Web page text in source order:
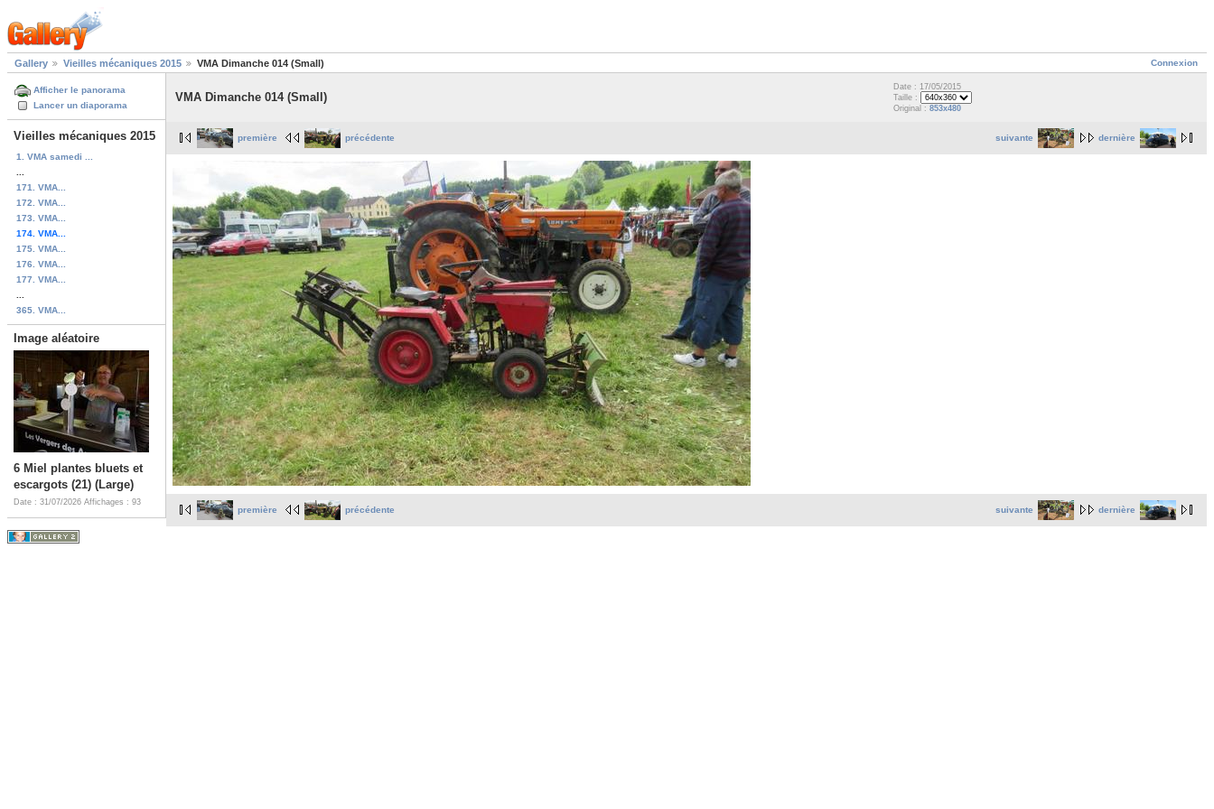
Connexion
Gallery Vieilles mécaniques 2015 VMA Dimanche 014 (Small)
Afficher le panorama
Lancer un diaporama
Vieilles mécaniques 2015
1. VMA samedi ...
171. VMA...
172. VMA...
173. VMA...
174. VMA...
175. VMA...
176. VMA...
177. VMA...
365. VMA...
Image aléatoire
6 Miel plantes bluets et
escargots (21) (Large)
Date : 31/07/2026 Affichages : 93
VMA Dimanche 014 (Small)
Date : 17/05/2015
Taille :
Original : 853x480
suivante dernière
première précédente
suivante dernière
première précédente